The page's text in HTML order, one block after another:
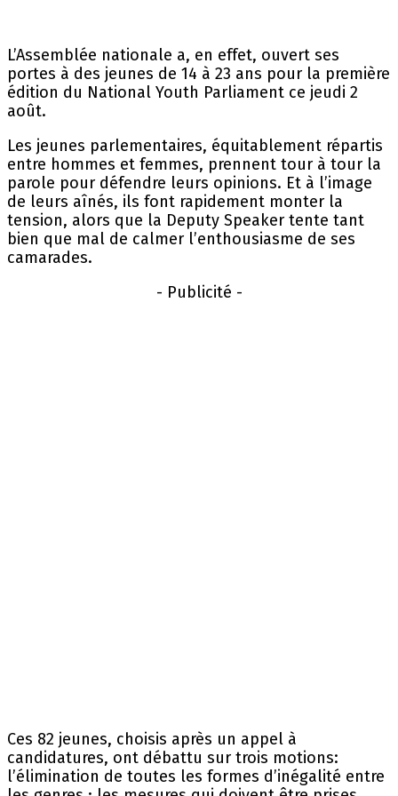
L’Assemblée nationale a, en effet, ouvert ses
portes à des jeunes de 14 à 23 ans pour la première
édition du National Youth Parliament ce jeudi 2
août.
Les jeunes parlementaires, équitablement répartis
entre hommes et femmes, prennent tour à tour la
parole pour défendre leurs opinions. Et à l’image
de leurs aînés, ils font rapidement monter la
tension, alors que la Deputy Speaker tente tant
bien que mal de calmer l’enthousiasme de ses
camarades.
- Publicité -
Ces 82 jeunes, choisis après un appel à
candidatures, ont débattu sur trois motions:
l’élimination de toutes les formes d’inégalité entre